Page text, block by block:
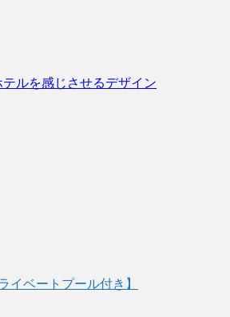
ルを感じさせるデザイン
イベートプール付き】